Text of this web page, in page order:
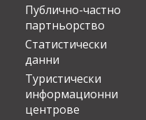
Публично-частно
партньорство
Статистически
данни
Туристически
информационни
центрове